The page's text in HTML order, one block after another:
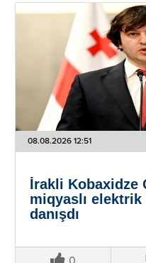
08.08.2026 12:51
İrakli Kobaxidze
miqyaslı
danışdı